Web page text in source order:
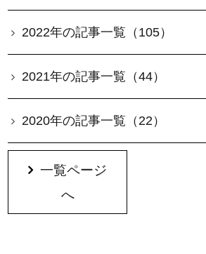
2022年の記事一覧（105）
2021年の記事一覧（44）
2020年の記事一覧（22）
一覧ページ
へ